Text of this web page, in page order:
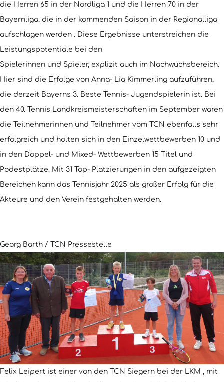
die Herren 65 in der Nordliga 1 und die Herren 70 in der
Bayernliga, die in der kommenden Saison in der Regionalliga
aufschlagen werden . Diese Ergebnisse unterstreichen die
Leistungspotentiale bei den
Spielerinnen und Spieler, explizit auch im Nachwuchsbereich.
Hier sind die Erfolge von Anna- Lia Kimmerling aufzuführen,
die derzeit Bayerns 3. Beste Tennis- Jugendspielerin ist. Bei
den 40. Tennis Landkreismeisterschaften im September waren
die Teilnehmerinnen und Teilnehmer vom TCN ebenfalls sehr
erfolgreich und holten sich in den Einzelwettbewerben 10 und
in den Doppel- und Mixed- Wettbewerben 15 Titel und
Podestplätze. Mit 31 Top- Platzierungen in den aufgezeigten
Bereichen kann das Tennisjahr 2025 als großer Erfolg für die
Akteure und den Verein festgehalten werden.
Georg Barth / TCN Pressestelle
Felix Leipert ist einer von den TCN Siegern bei der LKM , mit